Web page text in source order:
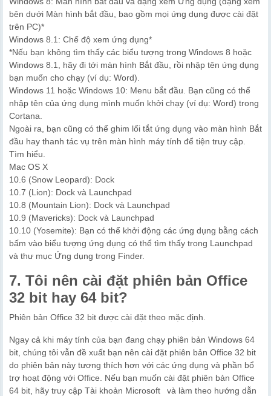
bên dưới Màn hình bắt đầu, bao gồm mọi ứng dụng được cài đặt
trên PC)*
Windows 8.1: Chế độ xem ứng dụng*
*Nếu bạn không tìm thấy các biểu tượng trong Windows 8 hoặc
Windows 8.1, hãy đi tới màn hình Bắt đầu, rồi nhập tên ứng dụng
bạn muốn cho chạy (ví dụ: Word).
Windows 11 hoặc Windows 10: Menu bắt đầu. Bạn cũng có thể
nhập tên của ứng dụng mình muốn khởi chạy (ví dụ: Word) trong
Cortana.
Ngoài ra, bạn cũng có thể ghim lối tắt ứng dụng vào màn hình Bắt
đầu hay thanh tác vụ trên màn hình máy tính để tiện truy cập.
Tìm hiểu.
Mac OS X
10.6 (Snow Leopard): Dock
10.7 (Lion): Dock và Launchpad
10.8 (Mountain Lion): Dock và Launchpad
10.9 (Mavericks): Dock và Launchpad
10.10 (Yosemite): Bạn có thể khởi động các ứng dụng bằng cách
bấm vào biểu tượng ứng dụng có thể tìm thấy trong Launchpad
và thư mục Ứng dụng trong Finder.
7. Tôi nên cài đặt phiên bản Office
32 bit hay 64 bit?
Phiên bản Office 32 bit được cài đặt theo mặc định.
Ngay cả khi máy tính của bạn đang chạy phiên bản Windows 64
bit, chúng tôi vẫn đề xuất bạn nên cài đặt phiên bản Office 32 bit
do phiên bản này tương thích hơn với các ứng dụng và phần bổ
trợ hoạt động với Office. Nếu bạn muốn cài đặt phiên bản Office
64 bit, hãy truy cập Tài khoản Microsoft và làm theo hướng dẫn